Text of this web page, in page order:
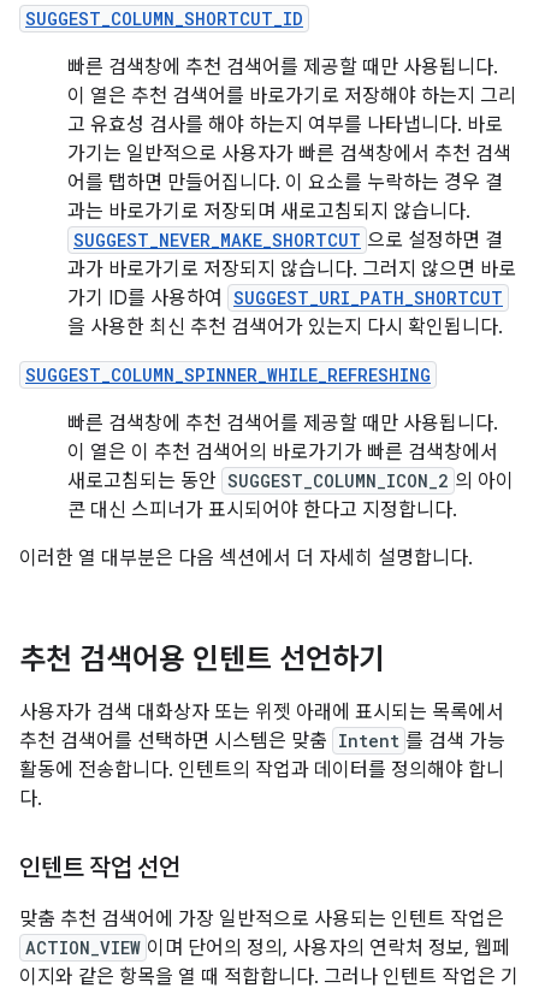
SUGGEST_COLUMN_SHORTCUT_ID
빠른 검색창에 추천 검색어를 제공할 때만 사용됩니다.
이 열은 추천 검색어를 바로가기로 저장해야 하는지 그리
고 유효성 검사를 해야 하는지 여부를 나타냅니다. 바로
가기는 일반적으로 사용자가 빠른 검색창에서 추천 검색
어를 탭하면 만들어집니다. 이 요소를 누락하는 경우 결
과는 바로가기로 저장되며 새로고침되지 않습니다.
SUGGEST_NEVER_MAKE_SHORTCUT 으로 설정하면 결
과가 바로가기로 저장되지 않습니다. 그러지 않으면 바로
가기 ID를 사용하여
SUGGEST_URI_PATH_SHORTCUT
을 사용한 최신 추천 검색어가 있는지 다시 확인됩니다.
SUGGEST_COLUMN_SPINNER_WHILE_REFRESHING
빠른 검색창에 추천 검색어를 제공할 때만 사용됩니다.
이 열은 이 추천 검색어의 바로가기가 빠른 검색창에서
새로고침되는 동안 SUGGEST_COLUMN_ICON_2 의 아이
콘 대신 스피너가 표시되어야 한다고 지정합니다.
이러한 열 대부분은 다음 섹션에서 더 자세히 설명합니다.
추천 검색어용 인텐트 선언하기
사용자가 검색 대화상자 또는 위젯 아래에 표시되는 목록에서
추천 검색어를 선택하면 시스템은 맞춤 Intent 를 검색 가능
활동에 전송합니다. 인텐트의 작업과 데이터를 정의해야 합니
다.
인텐트 작업 선언
맞춤 추천 검색어에 가장 일반적으로 사용되는 인텐트 작업은
ACTION_VIEW 이며 단어의 정의, 사용자의 연락처 정보, 웹페
이지와 같은 항목을 열 때 적합합니다. 그러나 인텐트 작업은 기